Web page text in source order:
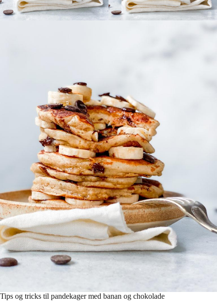
Tips og tricks til pandekager med banan og chokolade